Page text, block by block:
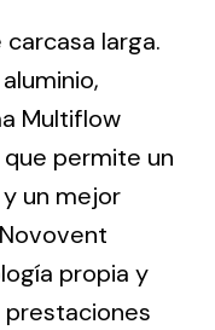
the group
products for
larga.
Multiflow
permite un
un mejor
propia y